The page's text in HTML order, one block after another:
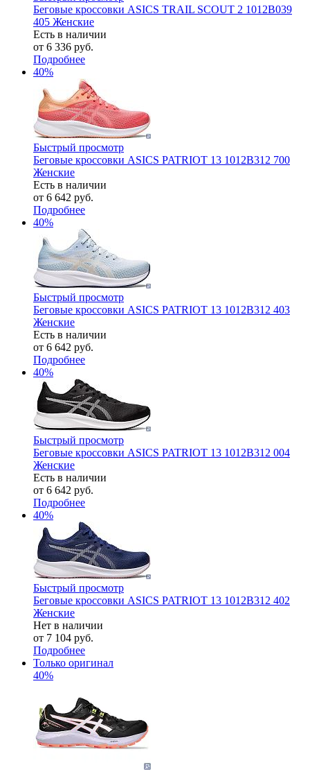
Беговые кроссовки ASICS TRAIL SCOUT 2 1012B039
405 Женские
Есть в наличии
от 6 336 руб.
Подробнее
40%
Быстрый просмотр
Беговые кроссовки ASICS PATRIOT 13 1012B312 700
Женские
Есть в наличии
от 6 642 руб.
Подробнее
40%
Быстрый просмотр
Беговые кроссовки ASICS PATRIOT 13 1012B312 403
Женские
Есть в наличии
от 6 642 руб.
Подробнее
40%
Быстрый просмотр
Беговые кроссовки ASICS PATRIOT 13 1012B312 004
Женские
Есть в наличии
от 6 642 руб.
Подробнее
40%
Быстрый просмотр
Беговые кроссовки ASICS PATRIOT 13 1012B312 402
Женские
Нет в наличии
от 7 104 руб.
Подробнее
Только оригинал
40%